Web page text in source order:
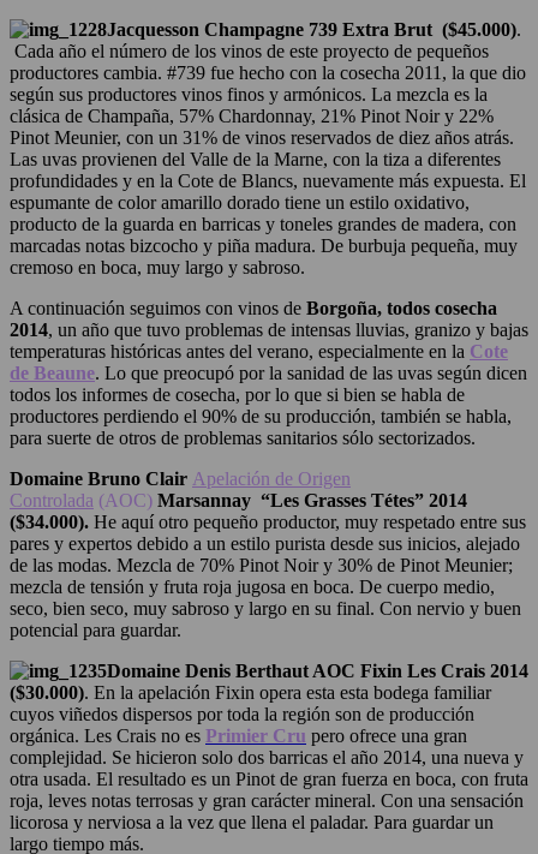
Jacquesson Champagne 739 Extra Brut ($45.000).
Cada año el número de los vinos de este proyecto de pequeños
productores cambia. #739 fue hecho con la cosecha 2011, la que dio
según sus productores vinos finos y armónicos. La mezcla es la
clásica de Champaña, 57% Chardonnay, 21% Pinot Noir y 22%
Pinot Meunier, con un 31% de vinos reservados de diez años atrás.
Las uvas provienen del Valle de la Marne, con la tiza a diferentes
profundidades y en la Cote de Blancs, nuevamente más expuesta. El
espumante de color amarillo dorado tiene un estilo oxidativo,
producto de la guarda en barricas y toneles grandes de madera, con
marcadas notas bizcocho y piña madura. De burbuja pequeña, muy
cremoso en boca, muy largo y sabroso.
A continuación seguimos con vinos de Borgoña, todos cosecha
2014, un año que tuvo problemas de intensas lluvias, granizo y bajas
temperaturas históricas antes del verano, especialmente en la Cote
de Beaune. Lo que preocupó por la sanidad de las uvas según dicen
todos los informes de cosecha, por lo que si bien se habla de
productores perdiendo el 90% de su producción, también se habla,
para suerte de otros de problemas sanitarios sólo sectorizados.
Domaine Bruno Clair Apelación de Origen
Controlada (AOC) Marsannay “Les Grasses Tétes” 2014
($34.000). He aquí otro pequeño productor, muy respetado entre sus
pares y expertos debido a un estilo purista desde sus inicios, alejado
de las modas. Mezcla de 70% Pinot Noir y 30% de Pinot Meunier;
mezcla de tensión y fruta roja jugosa en boca. De cuerpo medio,
seco, bien seco, muy sabroso y largo en su final. Con nervio y buen
potencial para guardar.
Domaine Denis Berthaut AOC Fixin Les Crais 2014
($30.000). En la apelación Fixin opera esta esta bodega familiar
cuyos viñedos dispersos por toda la región son de producción
orgánica. Les Crais no es Primier Cru pero ofrece una gran
complejidad. Se hicieron solo dos barricas el año 2014, una nueva y
otra usada. El resultado es un Pinot de gran fuerza en boca, con fruta
roja, leves notas terrosas y gran carácter mineral. Con una sensación
licorosa y nerviosa a la vez que llena el paladar. Para guardar un
largo tiempo más.